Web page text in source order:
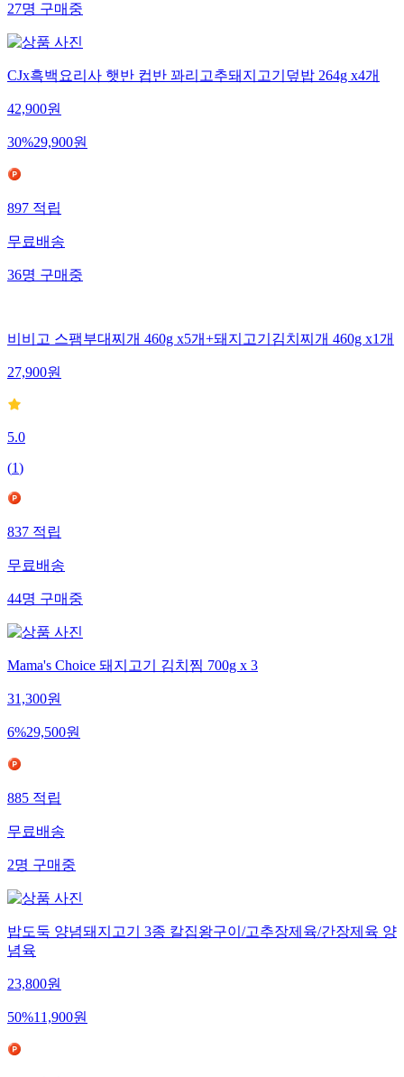
27명 구매중
CJx흑백요리사 햇반 컵반 꽈리고추돼지고기덮밥 264g x4개
42,900원
30%29,900원
897 적립
무료배송
36명 구매중
비비고 스팸부대찌개 460g x5개+돼지고기김치찌개 460g x1개
27,900원
5.0
(1)
837적립
무료배송
44명구매중
Mama's Choice 돼지고기 김치찜 700g x 3
31,300원
6%29,500원
885적립
무료배송
2명구매중
밥도둑 양념돼지고기 3종 칼집왕구이/고추장제육/간장제육 양
념육
23,800원
50%11,900원